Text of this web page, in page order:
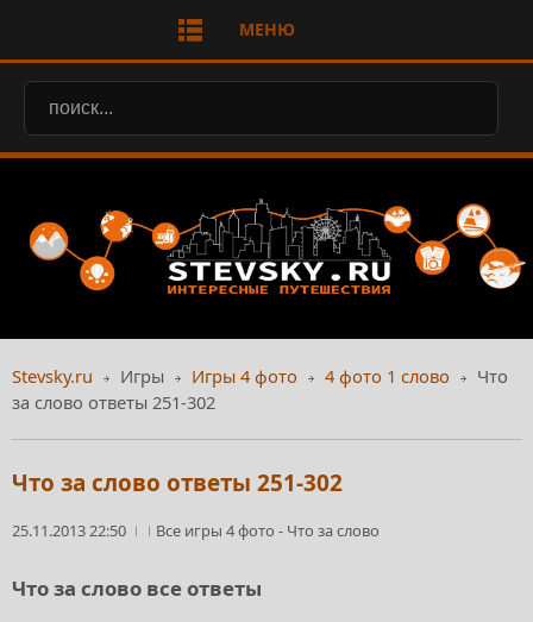
МЕНЮ
Stevsky.ru Игры Игры 4 фото 4 фото 1 слово
Что
за слово ответы 251-302
Что за слово ответы 251-302
25.11.2013 22:50 Все игры 4 фото - Что за слово
Что за слово все ответы